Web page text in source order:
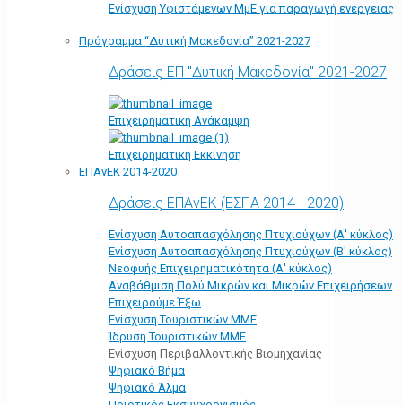
Ενίσχυση Υφιστάμενων ΜμΕ για παραγωγή ενέργειας
Πρόγραμμα “Δυτική Μακεδονία” 2021-2027
Δράσεις ΕΠ "Δυτική Μακεδονία" 2021-2027
Επιχειρηματική Ανάκαμψη
Επιχειρηματική Εκκίνηση
ΕΠΑνΕΚ 2014-2020
Δράσεις ΕΠΑνΕΚ (ΕΣΠΑ 2014 - 2020)
Ενίσχυση Αυτοαπασχόλησης Πτυχιούχων (Α' κύκλος)
Ενίσχυση Αυτοαπασχόλησης Πτυχιούχων (Β' κύκλος)
Νεοφυής Επιχειρηματικότητα (Α' κύκλος)
Αναβάθμιση Πολύ Μικρών και Μικρών Επιχειρήσεων
Επιχειρούμε Έξω
Ενίσχυση Τουριστικών ΜΜΕ
Ίδρυση Τουριστικών ΜΜΕ
Ενίσχυση Περιβαλλοντικής Βιομηχανίας
Ψηφιακό Βήμα
Ψηφιακό Άλμα